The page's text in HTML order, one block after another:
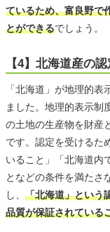
ているため、富良野で
とができるでしょう。
【4】北海道産の
「北海道」が地理的
ました。地理的表示制
の土地の生産物を財産
です。認定を受けるた
いること」「北海道内
となどの条件を満たさ
し、 「北海道」という
品質が保証されている